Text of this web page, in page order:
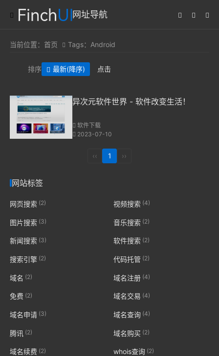
网址导航
当前位置： 首页 Tags：Android
排序 最新(降序) 点击
异次元软件世界 - 软件改变生活！
软件下载
2023-07-10
‹‹ 1 ››
网站标签
网页搜索 (2) 视频搜索 (4)
图片搜索 (3) 音乐搜索 (2)
新闻搜索 (3) 软件搜索 (2)
搜索引擎 (2) 代码托管 (2)
域名 (2) 域名注册(4)
免费 (2) 域名交易 (4)
域名申请 (3) 域名查询(4)
腾讯 (2) 域名购买 (2)
域名续费 (2) whois查询(2)